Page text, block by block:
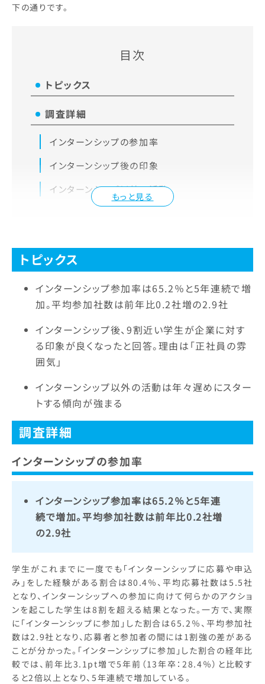
下の通りです。
目次
もっと見る
トピックス
調査詳細
インターンシップの参加率
インターンシップ後の印象
インターンシップ以外の活動
トピックス
インターンシップ参加率は65.2％と5年連続で増
加。平均参加社数は前年比0.2社増の2.9社
インターンシップ後、9割近い学生が企業に対す
る印象が良くなったと回答。理由は「正社員の雰
囲気」
インターンシップ以外の活動は年々遅めにスター
トする傾向が強まる
調査詳細
インターンシップの参加率
インターンシップ参加率は65.2％と5年連
続で増加。平均参加社数は前年比0.2社増
の2.9社
学生がこれまでに一度でも「インターンシップに応募や申込
み」をした経験がある割合は80.4％、平均応募社数は5.5社
となり、インターンシップへの参加に向けて何らかのアクショ
ンを起こした学生は8割を超える結果となった。一方で、実際
に「インターンシップに参加」した割合は65.2％、平均参加社
数は2.9社となり、応募者と参加者の間には1割強の差がある
ことが分かった。「インターンシップに参加」した割合の経年比
較では、前年比3.1pt増で5年前（13年卒：28.4％）と比較す
ると2倍以上となり、5年連続で増加している。